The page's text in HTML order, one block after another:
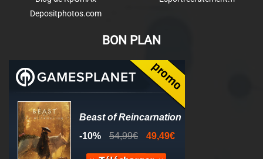
Depositphotos.com
BON PLAN